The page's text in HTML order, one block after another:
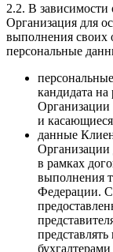
2.2. В зависимости
Организация для
выполнения своих
персональные
кандидата
Организации
и
данные
Организации
в рамках
выполнения
Федерации.